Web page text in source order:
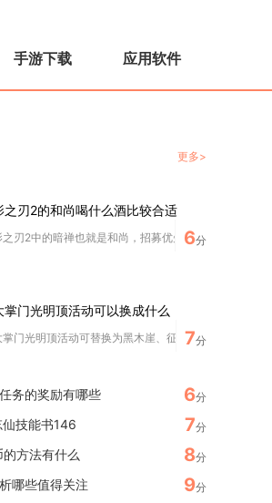
手游下载 应用软件
更多>
之刃2的和尚喝什么酒比较合适
之刃2中的暗禅也就是和尚，招募优先选择百年米酒，
6分
掌门光明顶活动可以换成什么
掌门光明顶活动可替换为黑木崖、征讨魔教、玩偶山庄
7分
务的奖励有哪些 6分
技能书146 7分
方法有什么 8分
哪些值得关注 9分